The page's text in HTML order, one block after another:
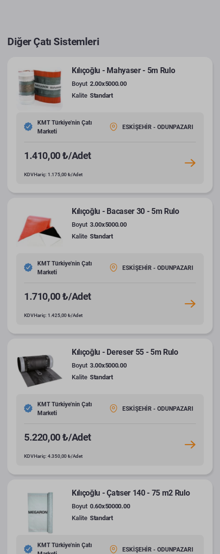
Diğer Çatı Sistemleri
Kılıçoğlu - Mahyaser - 5m Rulo
Boyut 2.00x5000.00
Kalite Standart
KMT Türkiye'nin Çatı
Marketi
ESKİŞEHİR - ODUNPAZARI
1.410,00 ₺/Adet
KDV Hariç: 1.175,00 ₺/Adet
Kılıçoğlu - Bacaser 30 - 5m Rulo
Boyut 3.00x5000.00
Kalite Standart
KMT Türkiye'nin Çatı
Marketi
ESKİŞEHİR - ODUNPAZARI
1.710,00 ₺/Adet
KDV Hariç: 1.425,00 ₺/Adet
Kılıçoğlu - Dereser 55 - 5m Rulo
Boyut 3.00x5000.00
Kalite Standart
KMT Türkiye'nin Çatı
Marketi
ESKİŞEHİR - ODUNPAZARI
5.220,00 ₺/Adet
KDV Hariç: 4.350,00 ₺/Adet
Kılıçoğlu - Çatıser 140 - 75 m2 Rulo
Boyut 0.60x50000.00
Kalite Standart
KMT Türkiye'nin Çatı
ESKİŞEHİR - ODUNPAZARI